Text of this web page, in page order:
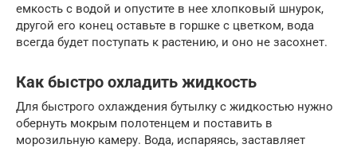
емкость с водой и опустите в нее хлопковый шнурок,
другой его конец оставьте в горшке с цветком, вода
всегда будет поступать к растению, и оно не засохнет.
Как быстро охладить жидкость
Для быстрого охлаждения бутылку с жидкостью нужно
обернуть мокрым полотенцем и поставить в
морозильную камеру. Вода, испаряясь, заставляет